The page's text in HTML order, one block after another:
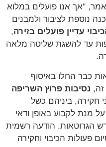
"אך אנו פועלים במלוא
נוספת לציבור ולמבנים
עדיין פועלים בזירה,
עד להשגת שליטה מלאה
כבר החלו באיסוף
נסיבות פרוץ השריפה
חקירה, ביניהם כשל
מנת לקבוע באופן ודאי
הגרוטאות. הודעה רשמית
פעולות הכיבוי וחקירה